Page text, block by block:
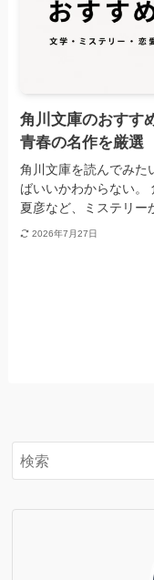
角川文庫のおすす
青春の名作を厳選
角川文庫を読んでみた
ばいいかわからない。
夏彦など、ミステリー
2026年7月27日